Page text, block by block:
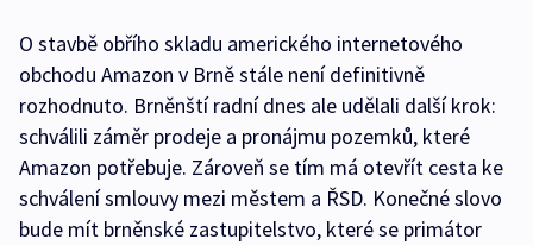
O stavbě obřího skladu amerického internetového
obchodu Amazon v Brně stále není definitivně
rozhodnuto. Brněnští radní dnes ale udělali další krok:
schválili záměr prodeje a pronájmu pozemků, které
Amazon potřebuje. Zároveň se tím má otevřít cesta ke
schválení smlouvy mezi městem a ŘSD. Konečné slovo
bude mít brněnské zastupitelstvo, které se primátor